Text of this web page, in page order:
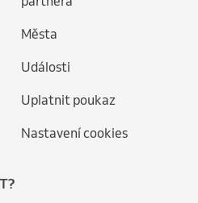
Města
Události
Uplatnit poukaz
Nastavení cookies